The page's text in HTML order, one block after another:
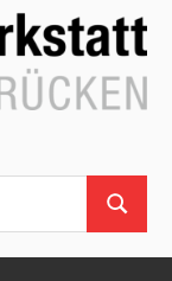
Suchen